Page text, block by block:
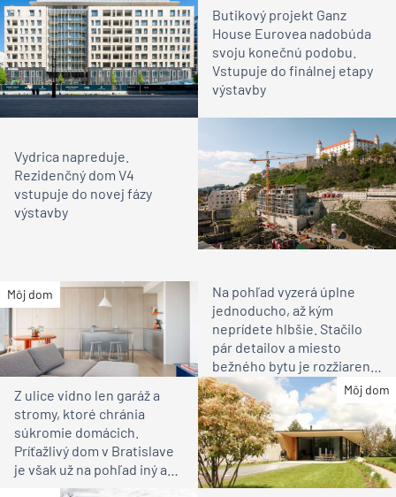
Butikový projekt Ganz
House Eurovea nadobúda
svoju konečnú podobu.
Vstupuje do finálnej etapy
výstavby
Vydrica napreduje.
Rezidenčný dom V4
vstupuje do novej fázy
výstavby
Môj dom
Na pohľad vyzerá úplne
jednoducho, až kým
neprídete hlbšie. Stačilo
pár detailov a miesto
bežného bytu je rozžiarené
bývanie pre rodinu
Môj dom
Z ulice vidno len garáž a
stromy, ktoré chránia
súkromie domácich.
Príťažlivý dom v Bratislave
je však už na pohľad iný ako
susedia